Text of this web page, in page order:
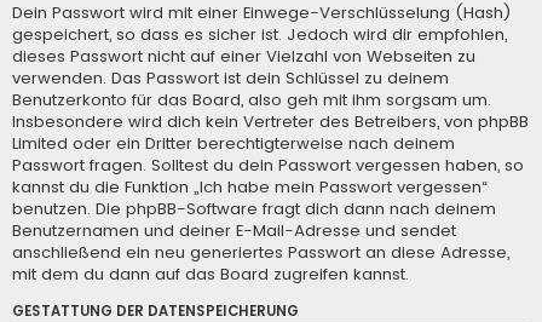
Dein Passwort wird mit einer Einwege-Verschlüsselung (Hash)
gespeichert, so dass es sicher ist. Jedoch wird dir empfohlen,
dieses Passwort nicht auf einer Vielzahl von Webseiten zu
verwenden. Das Passwort ist dein Schlüssel zu deinem
Benutzerkonto für das Board, also geh mit ihm sorgsam um.
Insbesondere wird dich kein Vertreter des Betreibers, von phpBB
Limited oder ein Dritter berechtigterweise nach deinem
Passwort fragen. Solltest du dein Passwort vergessen haben, so
kannst du die Funktion „Ich habe mein Passwort vergessen“
benutzen. Die phpBB-Software fragt dich dann nach deinem
Benutzernamen und deiner E-Mail-Adresse und sendet
anschließend ein neu generiertes Passwort an diese Adresse,
mit dem du dann auf das Board zugreifen kannst.
GESTATTUNG DER DATENSPEICHERUNG